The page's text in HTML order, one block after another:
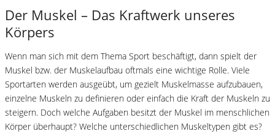
Der Muskel – Das Kraftwerk unseres
Körpers
Wenn man sich mit dem Thema Sport beschäftigt, dann spielt der
Muskel bzw. der Muskelaufbau oftmals eine wichtige Rolle. Viele
Sportarten werden ausgeübt, um gezielt Muskelmasse aufzubauen,
einzelne Muskeln zu definieren oder einfach die Kraft der Muskeln zu
steigern. Doch welche Aufgaben besitzt der Muskel im menschlichen
Körper überhaupt? Welche unterschiedlichen Muskeltypen gibt es?